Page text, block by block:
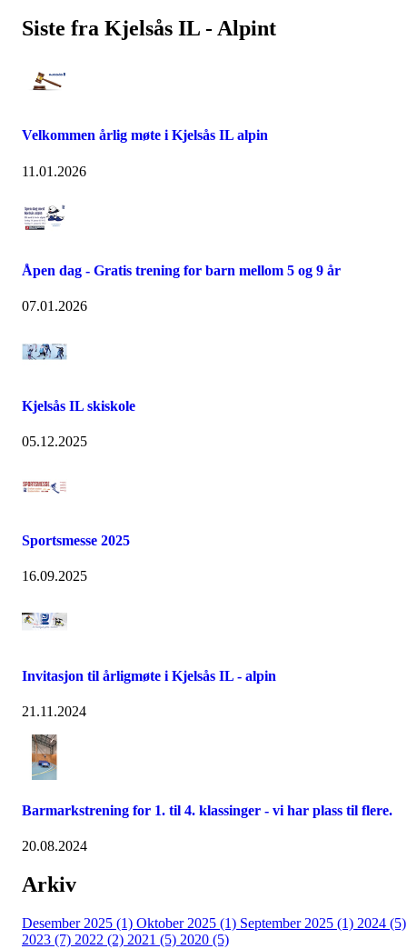
Siste fra Kjelsås IL - Alpint
Velkommen årlig møte i Kjelsås IL alpin
11.01.2026
Åpen dag - Gratis trening for barn mellom 5 og 9 år
07.01.2026
Kjelsås IL skiskole
05.12.2025
Sportsmesse 2025
16.09.2025
Invitasjon til årligmøte i Kjelsås IL - alpin
21.11.2024
Barmarkstrening for 1. til 4. klassinger - vi har plass til flere.
20.08.2024
Arkiv
Desember 2025 (1) Oktober 2025 (1) September 2025 (1) 2024 (5)
2023 (7) 2022 (2) 2021 (5) 2020 (5)